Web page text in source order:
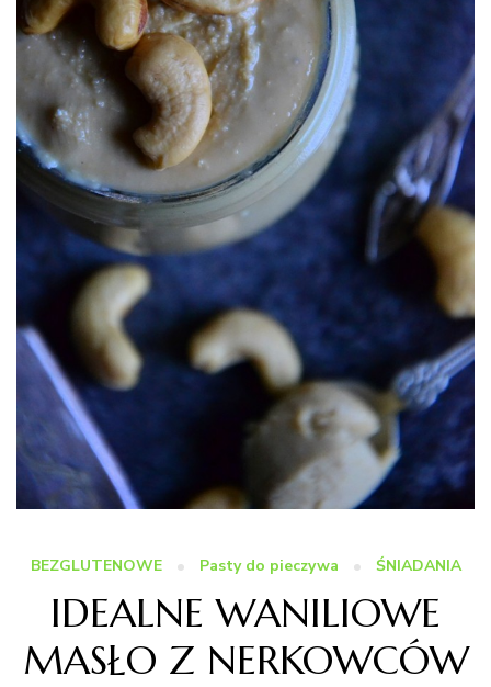
BEZGLUTENOWE Pasty do pieczywa ŚNIADANIA
IDEALNE WANILIOWE
MASŁO Z NERKOWCÓW